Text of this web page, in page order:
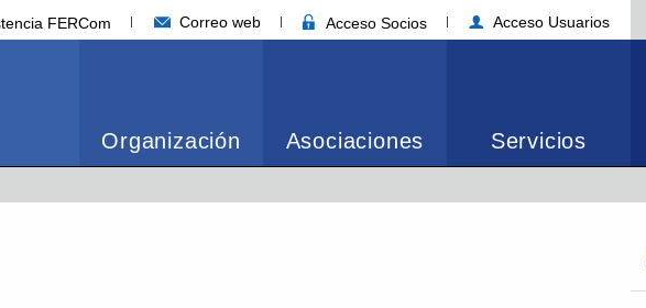
FERCom Correo web Acceso Socios Acceso Usuarios
Organización Asociaciones Servicios